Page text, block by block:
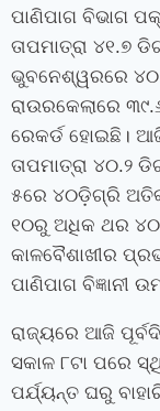
ପାଣିପାଗ ବିଭାଗ
ତାପମାତ୍ରା ୪୧.୭
ଭୁବନେଶ୍ୱରରେ
ରାଉରକେଲାରେ
ରେକର୍ଡ ହୋଇଛି।
ତାପମାତ୍ରା ୪୦.୨
୫ରେ ୪୦ଡ଼ିଗ୍ରି
୧୦ରୁ ଅଧିକ ଥର
କାଳବୈଶାଖୀର
ପାଣିପାଗ ବିଜ୍ଞାନୀ
ରାଜ୍ୟରେ ଆଜି
ସକାଳ ୮ଟା ପରେ
ପର୍ଯ୍ୟନ୍ତ ଘରୁ